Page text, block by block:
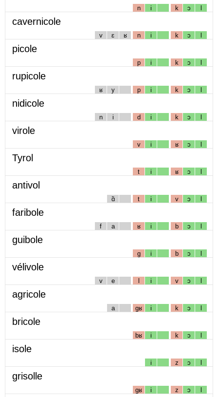
n i k ɔ l
cavernicole
v ɛ ʁ n i k ɔ l
picole
p i k ɔ l
rupicole
ʁ y p i k ɔ l
nidicole
n i d i k ɔ l
virole
v i ʁ ɔ l
Tyrol
t i ʁ ɔ l
antivol
ɑ̃ t i v ɔ l
faribole
f a ʁ i b ɔ l
guibole
g i b ɔ l
vélivole
v e l i v ɔ l
agricole
a gʁ i k ɔ l
bricole
bʁ i k ɔ l
isole
i z ɔ l
grisolle
gʁ i z ɔ l